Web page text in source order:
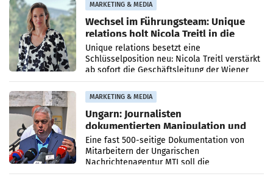
MARKETING & MEDIA
Wechsel im Führungsteam: Unique
relations holt Nicola Treitl in die
Geschäftsleitung
Unique relations besetzt eine
Schlüsselposition neu: Nicola Treitl verstärkt
ab sofort die Geschäftsleitung der Wiener
PR-Agentur an der Seite von Josef Kalina und
Anna Kalina-Mahr.
MARKETING & MEDIA
Ungarn: Journalisten
dokumentierten Manipulation und
Zensur
Eine fast 500-seitige Dokumentation von
Mitarbeitern der Ungarischen
Nachrichtenagentur MTI soll die
systematische Nachrichten-Manipulation und